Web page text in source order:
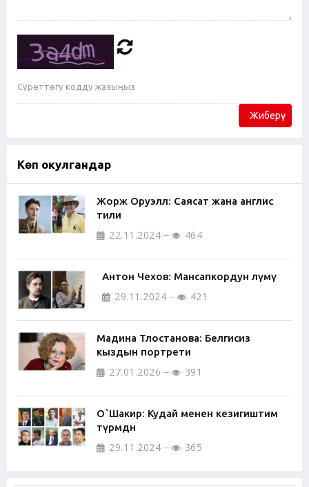
Жиберүү
Көп окулгандар
Жорж Оруэлл: Саясат жана англис
тили
22.11.2024 464
Антон Чехов: Мансапкордун өлүмү
29.11.2024 421
Мадина Тлостанова: Белгисиз
кыздын портрети
27.01.2026 391
О`Шакир: Кудай менен кезигиштим
түрмөдөн
29.11.2024 365